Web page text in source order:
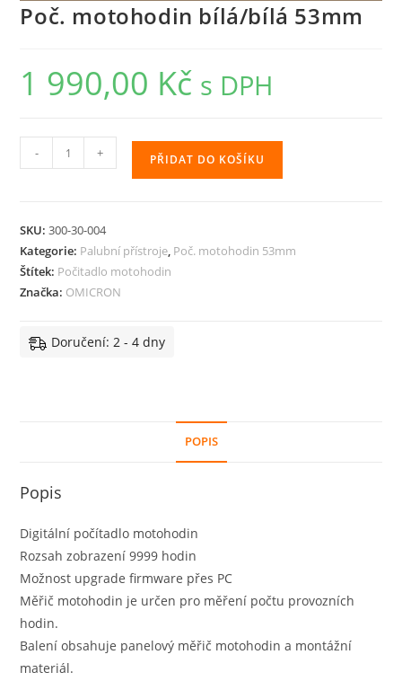
Poč. motohodin bílá/bílá 53mm
1 990,00 Kč s DPH
motohodin
množství
- + PŘIDAT DO KOŠÍKU
SKU:300-30-004
Kategorie: Palubní přístroje, Poč. motohodin 53mm
Štítek: Počitadlo motohodin
Značka: OMICRON
Doručení: 2 - 4 dny
POPIS
Popis
Digitální počítadlo motohodin
Rozsah zobrazení 9999 hodin
Možnost upgrade firmware přes PC
Měřič motohodin je určen pro měření počtu provozních
hodin.
Balení obsahuje panelový měřič motohodin a montážní
materiál.